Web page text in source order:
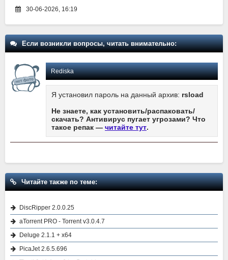
30-06-2026, 16:19
Если возникли вопросы, читать внимательно:
Rediska
Я установил пароль на данный архив: rsload
Не знаете, как установить/распаковать/
скачать? Антивирус пугает угрозами? Что
такое репак — читайте тут.
Читайте также по теме:
DiscRipper 2.0.0.25
aTorrent PRO - Torrent v3.0.4.7
Deluge 2.1.1 + x64
PicaJet 2.6.5.696